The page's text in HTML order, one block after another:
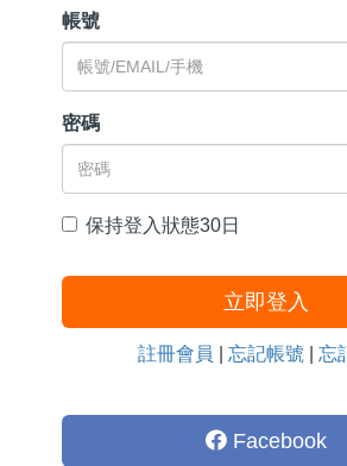
帳號
密碼
保持登入狀態30日
立即登入
註冊會員 忘記帳號 忘
Facebook